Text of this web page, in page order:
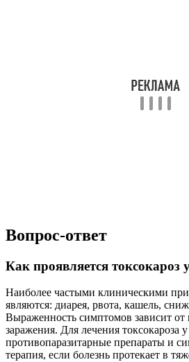
Вопрос-ответ
Как проявляется токсокароз
Наиболее частыми клиническими
являются: диарея, рвота, кашель,
Выраженность симптомов зависит от
заражения. Для лечения токсокароза
противопаразитарные препараты и
терапия, если болезнь протекает в